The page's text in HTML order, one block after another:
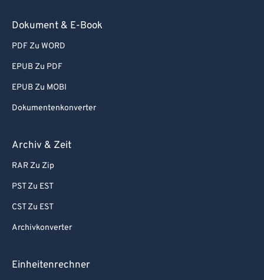
Dokument & E-Book
PDF Zu WORD
EPUB Zu PDF
EPUB Zu MOBI
Dokumentenkonverter
Archiv & Zeit
RAR Zu Zip
PST Zu EST
CST Zu EST
Archivkonverter
Einheitenrechner